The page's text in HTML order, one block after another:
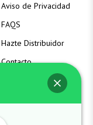
Aviso de Privacidad
FAQS
Hazte Distribuidor
Contacto